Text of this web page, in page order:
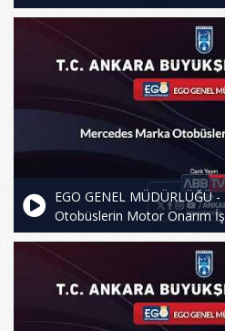
Switch ve DC Kesici Kapak
EGO GENEL MÜDÜRLÜĞÜ
Otobüslerin Motor Onarım